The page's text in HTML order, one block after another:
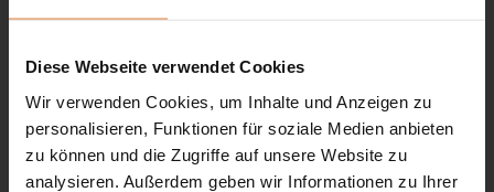
Diese Webseite verwendet Cookies
Wir verwenden Cookies, um Inhalte und Anzeigen zu
personalisieren, Funktionen für soziale Medien anbieten
zu können und die Zugriffe auf unsere Website zu
analysieren. Außerdem geben wir Informationen zu Ihrer
+49 151 702 252 81
+49 151 702 252 82
kontakt@beautysofa24.de